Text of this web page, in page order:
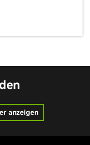
anzeigen